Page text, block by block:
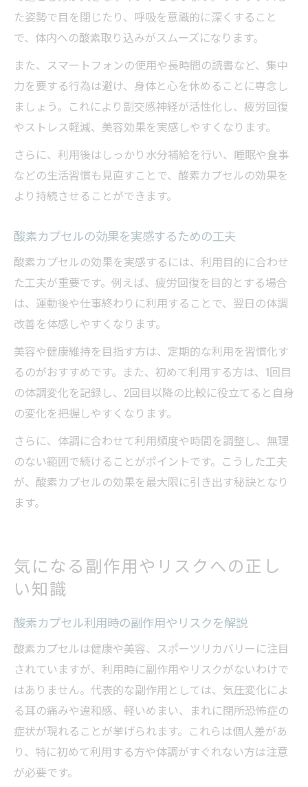
た姿勢で目を閉じたり、呼吸を意識的に深くすること
で、体内への酸素取り込みがスムーズになります。
また、スマートフォンの使用や長時間の読書など、集中
力を要する行為は避け、身体と心を休めることに専念し
ましょう。これにより副交感神経が活性化し、疲労回復
やストレス軽減、美容効果を実感しやすくなります。
さらに、利用後はしっかり水分補給を行い、睡眠や食事
などの生活習慣も見直すことで、酸素カプセルの効果を
より持続させることができます。
酸素カプセルの効果を実感するための工夫
酸素カプセルの効果を実感するには、利用目的に合わせ
た工夫が重要です。例えば、疲労回復を目的とする場合
は、運動後や仕事終わりに利用することで、翌日の体調
改善を体感しやすくなります。
美容や健康維持を目指す方は、定期的な利用を習慣化す
るのがおすすめです。また、初めて利用する方は、1回目
の体調変化を記録し、2回目以降の比較に役立てると自身
の変化を把握しやすくなります。
さらに、体調に合わせて利用頻度や時間を調整し、無理
のない範囲で続けることがポイントです。こうした工夫
が、酸素カプセルの効果を最大限に引き出す秘訣となり
ます。
気になる副作用やリスクへの正し
い知識
酸素カプセル利用時の副作用やリスクを解説
酸素カプセルは健康や美容、スポーツリカバリーに注目
されていますが、利用時に副作用やリスクがないわけで
はありません。代表的な副作用としては、気圧変化によ
る耳の痛みや違和感、軽いめまい、まれに閉所恐怖症の
症状が現れることが挙げられます。これらは個人差があ
り、特に初めて利用する方や体調がすぐれない方は注意
が必要です。